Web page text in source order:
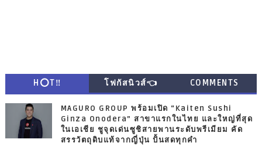
H⭕T‼ โฟกัสนิวส์👈 COMMENTS
MAGURO GROUP พร้อมเปิด “Kaiten Sushi
Ginza Onodera” สาขาแรกในไทย และใหญ่ที่สุด
ในเอเชีย ชูจุดเด่นซูชิสายพานระดับพรีเมียม คัด
สรรวัตถุดิบแท้จากญี่ปุ่น ปั้นสดทุกคำ